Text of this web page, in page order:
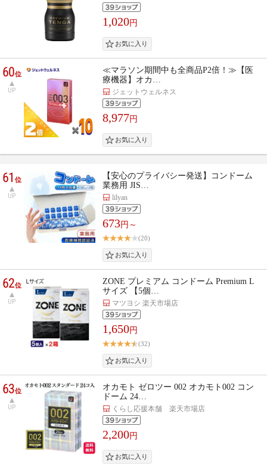
1,020円
60位
UP
≪マラソン期間中も全商品P2倍！≫【医
療機器】オカ…
ジェットウェルネス
8,977円
61位
UP
【安心のプライバシー発送】コンドーム
業務用 JIS…
lilyan
673円～
(20)
62位
UP
ZONE プレミアム コンドーム Premium L
サイズ 【5個…
マツヨシ 楽天市場店
1,650円
(32)
63位
UP
オカモト ゼロツー 002 オカモト002 コン
ドーム 24…
くらし応援本舗 楽天市場店
2,200円